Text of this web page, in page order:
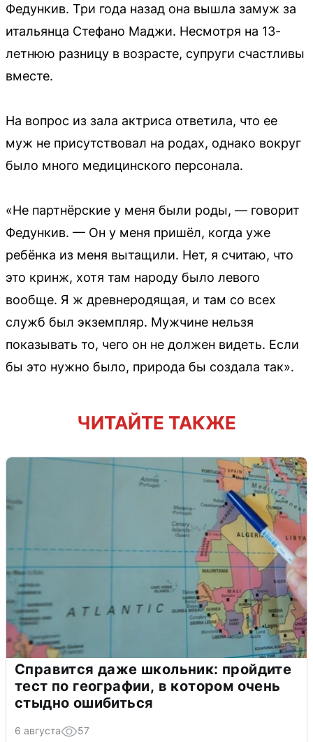
Федункив. Три года назад она вышла замуж за
итальянца Стефано Маджи. Несмотря на 13-
летнюю разницу в возрасте, супруги счастливы
вместе.
На вопрос из зала актриса ответила, что ее
муж не присутствовал на родах, однако вокруг
было много медицинского персонала.
«Не партнёрские у меня были роды, — говорит
Федункив. — Он у меня пришёл, когда уже
ребёнка из меня вытащили. Нет, я считаю, что
это кринж, хотя там народу было левого
вообще. Я ж древнеродящая, и там со всех
служб был экземпляр. Мужчине нельзя
показывать то, чего он не должен видеть. Если
бы это нужно было, природа бы создала так».
ЧИТАЙТЕ ТАКЖЕ
Справится даже школьник: пройдите
тест по географии, в котором очень
стыдно ошибиться
6 августа 57